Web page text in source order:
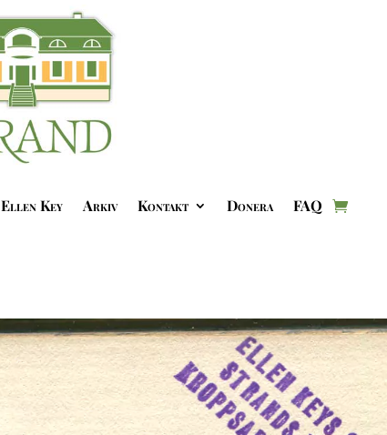
Ellen Key Arkiv Kontakt Donera FAQ